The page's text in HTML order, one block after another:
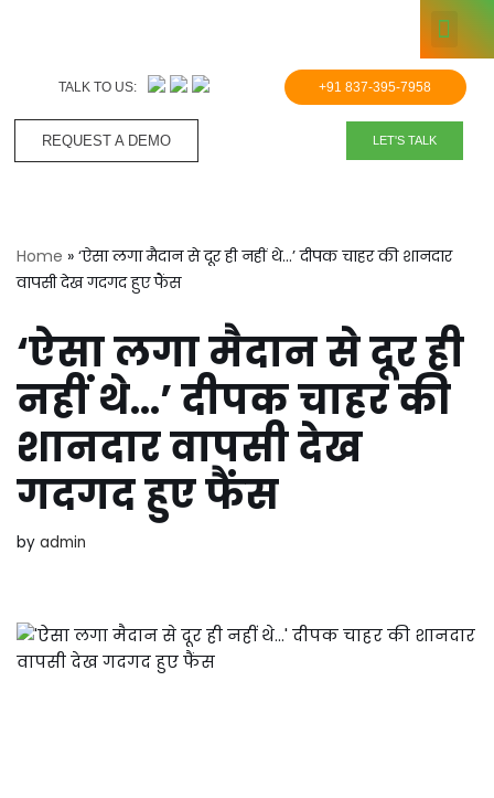
TALK TO US: +91 837-395-7958
REQUEST A DEMO​ LET'S TALK
Home » ‘ऐसा लगा मैदान से दूर ही नहीं थे…’ दीपक चाहर की शानदार
वापसी देख गदगद हुए फैंस
‘ऐसा लगा मैदान से दूर ही
नहीं थे…’ दीपक चाहर की
शानदार वापसी देख
गदगद हुए फैंस
by admin